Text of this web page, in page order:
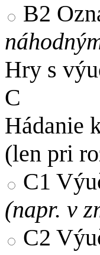
B2
Hry s
C
Hádanie
(len pri
C1
(napr. v
C2